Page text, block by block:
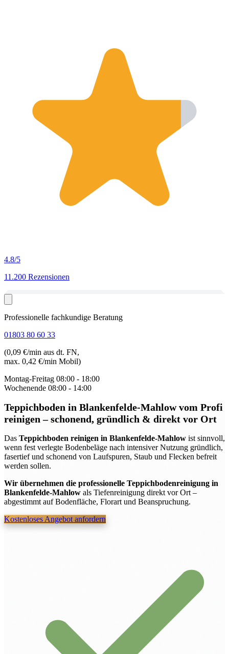
4.8/5
11.200 Rezensionen
Professionelle fachkundige Beratung
01803 80 60 33
(0,09 €/min aus dt. FN,
max. 0,42 €/min Mobil)
Montag-Freitag 08:00 - 18:00
Wochenende 08:00 - 14:00
Teppichboden in Blankenfelde-Mahlowvom Profi
reinigen – schonend, gründlich & direkt vor Ort
Das Teppichboden reinigen in Blankenfelde-Mahlow ist sinnvoll,
wenn fest verlegte Bodenbeläge nach intensiver Nutzung gründlich,
fasertief und schonend von Laufspuren, Staub und Flecken befreit
werden sollen.
Wir übernehmen die professionelle Teppichbodenreinigung in
Blankenfelde-Mahlow als Tiefenreinigung direkt vor Ort –
abgestimmt auf Bodenfläche, Florart und Beanspruchung.
Kostenloses Angebot anfordern